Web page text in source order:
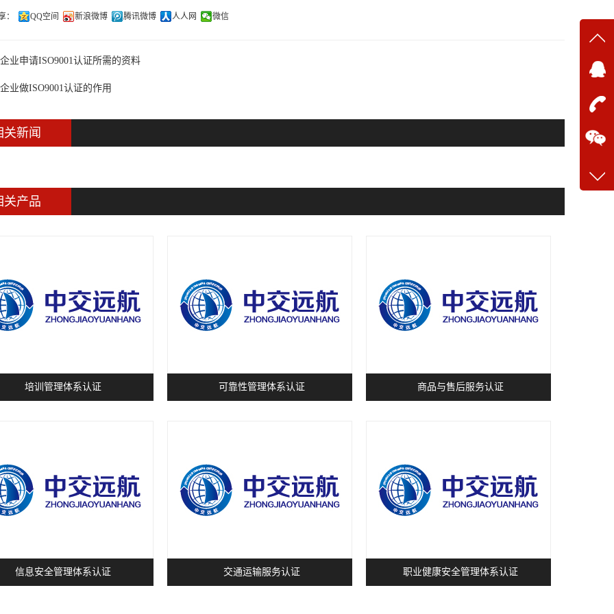
： QQ空间 新浪微博 腾讯微博 人人网 微信
企业申请ISO9001认证所需的资料
企业做ISO9001认证的作用
关新闻
关产品
培训管理体系认证 可靠性管理体系认证 商品与售后服务认证
信息安全管理体系认证 交通运输服务认证 职业健康安全管理体系认证
在线
在
咨询
客服